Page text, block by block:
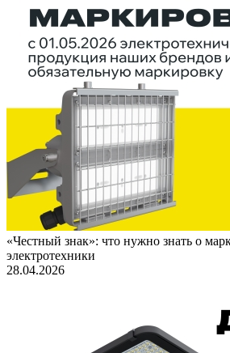
«Честный знак»: что нужно знать о
электротехники
28.04.2026